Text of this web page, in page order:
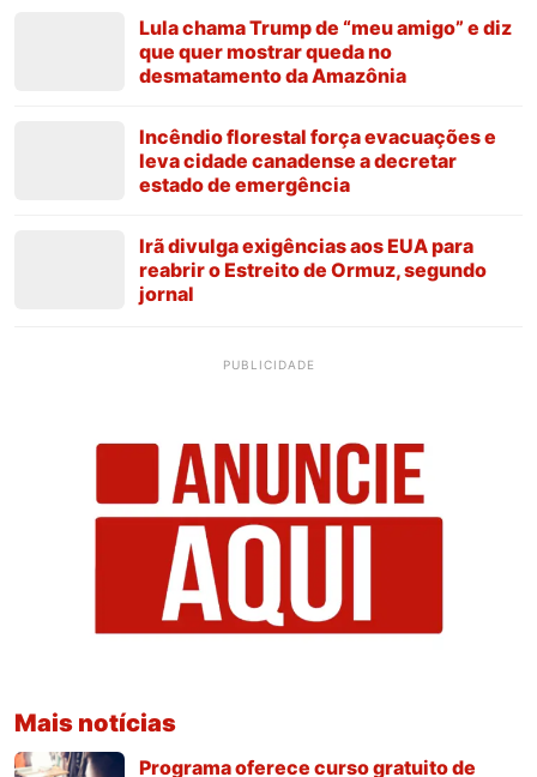
Lula chama Trump de “meu amigo” e diz
que quer mostrar queda no
desmatamento da Amazônia
Incêndio florestal força evacuações e
leva cidade canadense a decretar
estado de emergência
Irã divulga exigências aos EUA para
reabrir o Estreito de Ormuz, segundo
jornal
PUBLICIDADE
Mais notícias
Programa oferece curso gratuito de